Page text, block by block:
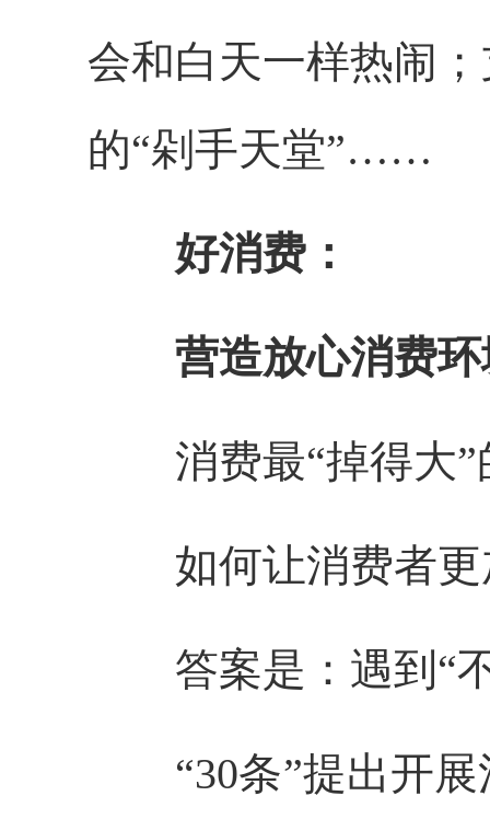
会和白天一样热闹
的“剁手天堂”……
好消费：
营造放心消费
消费最“掉得大”
如何让消费者更
答案是：遇到“不
“30条”提出开展